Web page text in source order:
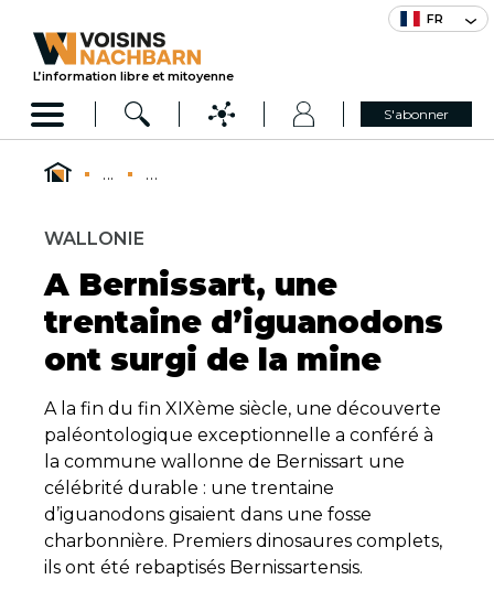
FR
L’information libre et mitoyenne
S'abonner
... ...
WALLONIE
A Bernissart, une
trentaine d’iguanodons
ont surgi de la mine
A la fin du fin XIXème siècle, une découverte
paléontologique exceptionnelle a conféré à
la commune wallonne de Bernissart une
célébrité durable : une trentaine
d’iguanodons gisaient dans une fosse
charbonnière. Premiers dinosaures complets,
ils ont été rebaptisés Bernissartensis.